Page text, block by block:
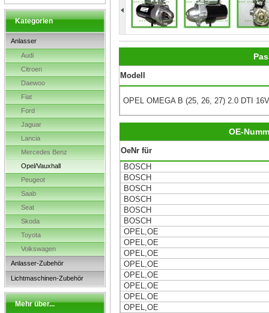
Kategorien
Anlasser
Audi
Citroen
Daewoo
Fiat
Ford
Jaguar
Lancia
Mercedes Benz
Opel/Vauxhall
Peugeot
Saab
Seat
Skoda
Toyota
Volkswagen
Anlasser-Zubehör
Lichtmaschinen-Zubehör
Mehr über...
Modell
OPEL OMEGA B (25, 26, 27) 2.0 DTI 16V
OE-
OeNr für
BOSCH
BOSCH
BOSCH
BOSCH
BOSCH
BOSCH
OPEL,OE
OPEL,OE
OPEL,OE
OPEL,OE
OPEL,OE
OPEL,OE
OPEL,OE
OPEL,OE